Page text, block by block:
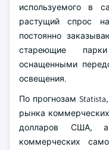
используемого в
растущий спрос
постоянно
стареющие
оснащенными
освещения.
По прогнозам
рынка
долларов США, а
коммерческих